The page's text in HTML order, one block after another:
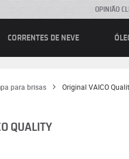
OPINIÃO
CORRENTES DE NEVE
para brisas Original VAICO
QUALITY